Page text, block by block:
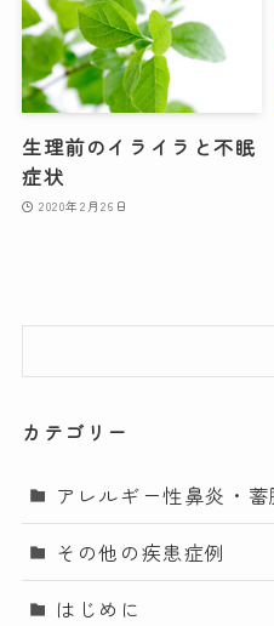
生理前のイライラと不眠
症状
2020年2月26日
カテゴリー
アレルギー性鼻炎・
その他の疾患症例
はじめに